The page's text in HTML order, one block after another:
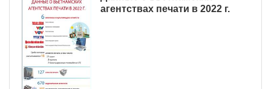
агентствах печати в 2022 г.